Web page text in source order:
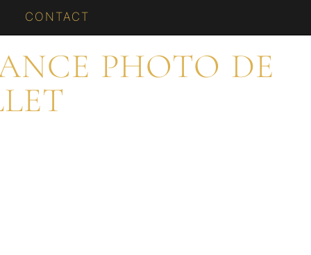
CONTACT
PHOTO DE